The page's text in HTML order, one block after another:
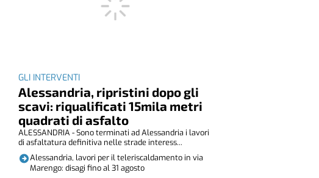
GLI INTERVENTI
Alessandria, ripristini dopo gli
scavi: riqualificati 15mila metri
quadrati di asfalto
ALESSANDRIA - Sono terminati ad Alessandria i lavori
di asfaltatura definitiva nelle strade interess...
Alessandria, lavori per il teleriscaldamento in via
Marengo: disagi fino al 31 agosto